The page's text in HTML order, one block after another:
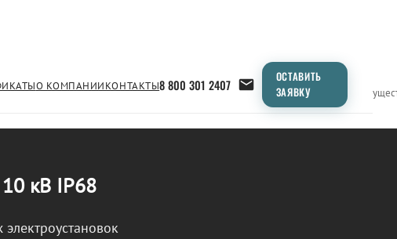
О КОМПАНИИКОНТАКТЫ8 800 301 2407
ОСТАВИТЬ
ЗАЯВКУ
Применение Продукция ТипоразмерыСравнение
кВ IP68